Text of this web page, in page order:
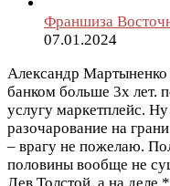
Франшиза
07.01.2024
Александр Мартыненко
банком больше 3х лет.
услугу маркетплейс.
разочарование на
– врагу не пожелаю.
половины вообще не
Лев Толстой, а на